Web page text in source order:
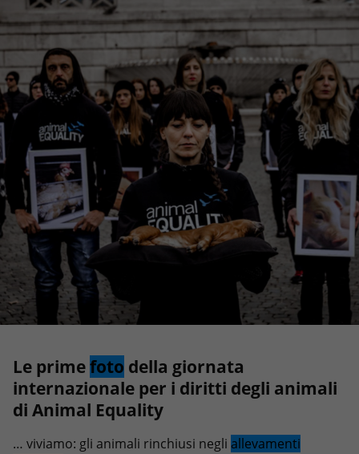
Le primefoto della giornata
internazionale per i diritti degli animali
di Animal Equality
… viviamo: gli animali rinchiusi negli allevamenti